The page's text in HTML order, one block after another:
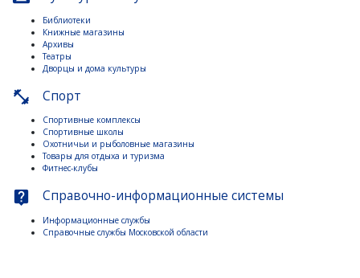
Библиотеки
Книжные магазины
Архивы
Театры
Дворцы и дома культуры
fitness_center Спорт
Спортивные комплексы
Спортивные школы
Охотничьи и рыболовные магазины
Товары для отдыха и туризма
Фитнес-клубы
live_help Справочно-информационные системы
Информационные службы
Справочные службы Московской области